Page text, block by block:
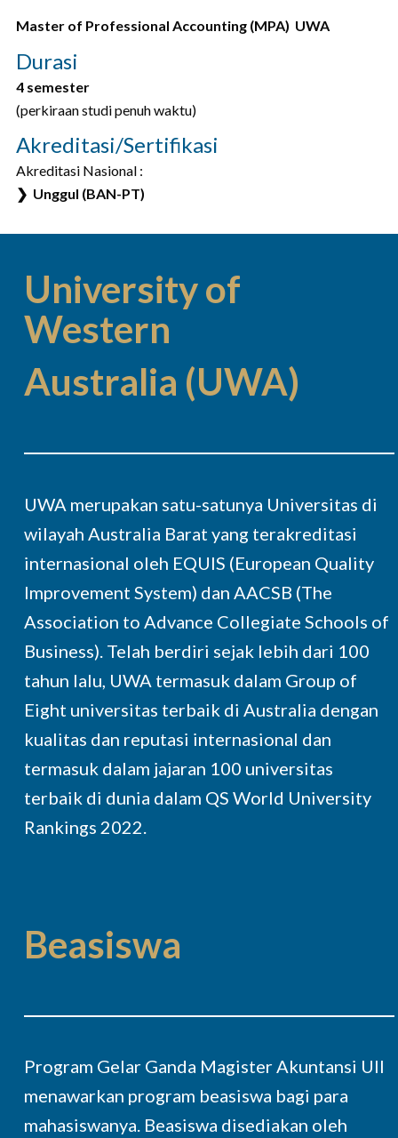
Master of Professional Accounting (MPA) UWA
Durasi
4 semester
(perkiraan studi penuh waktu)
Akreditasi/Sertifikasi
Akreditasi Nasional :
❯ Unggul (BAN-PT)
University of
Western
Australia (UWA)
UWA merupakan satu-satunya Universitas di
wilayah Australia Barat yang terakreditasi
internasional oleh EQUIS (European Quality
Improvement System) dan AACSB (The
Association to Advance Collegiate Schools of
Business). Telah berdiri sejak lebih dari 100
tahun lalu, UWA termasuk dalam Group of
Eight universitas terbaik di Australia dengan
kualitas dan reputasi internasional dan
termasuk dalam jajaran 100 universitas
terbaik di dunia dalam QS World University
Rankings 2022.
Beasiswa
Program Gelar Ganda Magister Akuntansi UII
menawarkan program beasiswa bagi para
mahasiswanya. Beasiswa disediakan oleh